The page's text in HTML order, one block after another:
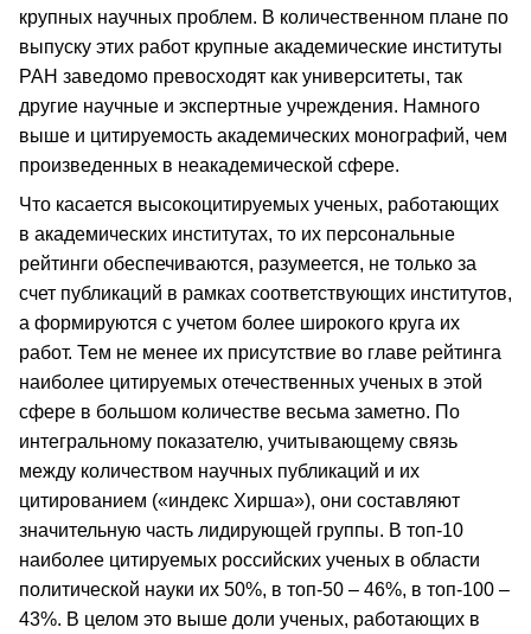
крупных научных проблем. В количественном плане по
выпуску этих работ крупные академические институты
РАН заведомо превосходят как университеты, так
другие научные и экспертные учреждения. Намного
выше и цитируемость академических монографий, чем
произведенных в неакадемической сфере.
Что касается высокоцитируемых ученых, работающих
в академических институтах, то их персональные
рейтинги обеспечиваются, разумеется, не только за
счет публикаций в рамках соответствующих институтов,
а формируются с учетом более широкого круга их
работ. Тем не менее их присутствие во главе рейтинга
наиболее цитируемых отечественных ученых в этой
сфере в большом количестве весьма заметно. По
интегральному показателю, учитывающему связь
между количеством научных публикаций и их
цитированием («индекс Хирша»), они составляют
значительную часть лидирующей группы. В топ-10
наиболее цитируемых российских ученых в области
политической науки их 50%, в топ-50 – 46%, в топ-100 –
43%. В целом это выше доли ученых, работающих в